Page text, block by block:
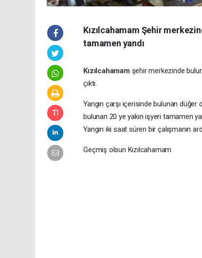
Kızılcahamam Şehir
tamamen yandı
Kızılcahamam şehir merkezinde
çıktı.
Yangın çarşı içerisinde bulunan düğer
bulunan 20 ye yakın işyeri tamamen
Yangın iki saat süren bir çalışmanın
Geçmiş olsun Kızılcahamam